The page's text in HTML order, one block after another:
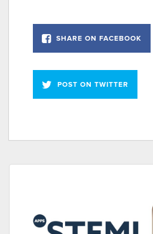
SHARE ON FACEBOOK
POST ON TWITTER